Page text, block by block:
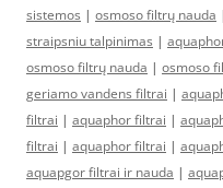
sistemos | osmoso filtrų nauda
straipsniu talpinimas |
osmoso filtrų nauda | osmoso
geriamo vandens filtrai |
filtrai | aquaphor filtrai |
filtrai | aquaphor filtrai |
aquapgor filtrai ir nauda |